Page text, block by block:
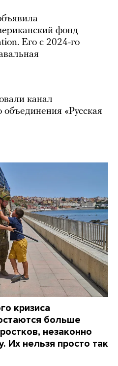
фонд
Его с 2024-го
канал
объединения «Русская
кризиса
больше
незаконно
Их нельзя просто так